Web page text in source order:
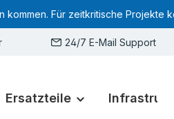
Für zeitkritische Projekte
24/7 E-Mail Support
Ersatzteile